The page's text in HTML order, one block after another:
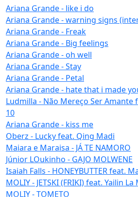
Ariana Grande - like i do
Ariana Grande - warning signs
Ariana Grande - Freak
Ariana Grande - Big feelings
Ariana Grande - oh well
Ariana Grande - Stay
Ariana Grande - Petal
Ariana Grande - hate that i made
Ludmilla - Não Mereço Ser Amante
10
Ariana Grande - kiss me
Oberz - Lucky feat. Qing Madi
Maiara e Maraisa - JÁ TE NAMORO
Júnior LOukinho - GAJO MOLWENE
Isaiah Falls - HONEYBUTTER feat.
MOLIY - JETSKI (FRIKI) feat. Yailin
MOLIY - TOMETO